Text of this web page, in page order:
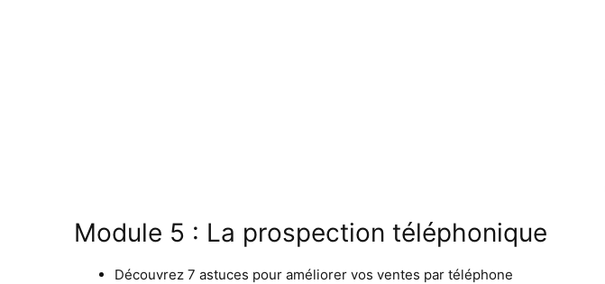
Module 5 : La prospection téléphonique
Découvrez 7 astuces pour améliorer vos ventes par téléphone